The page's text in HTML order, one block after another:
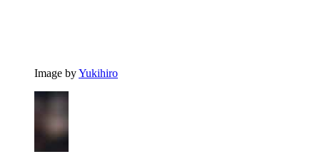
Image byYukihiro